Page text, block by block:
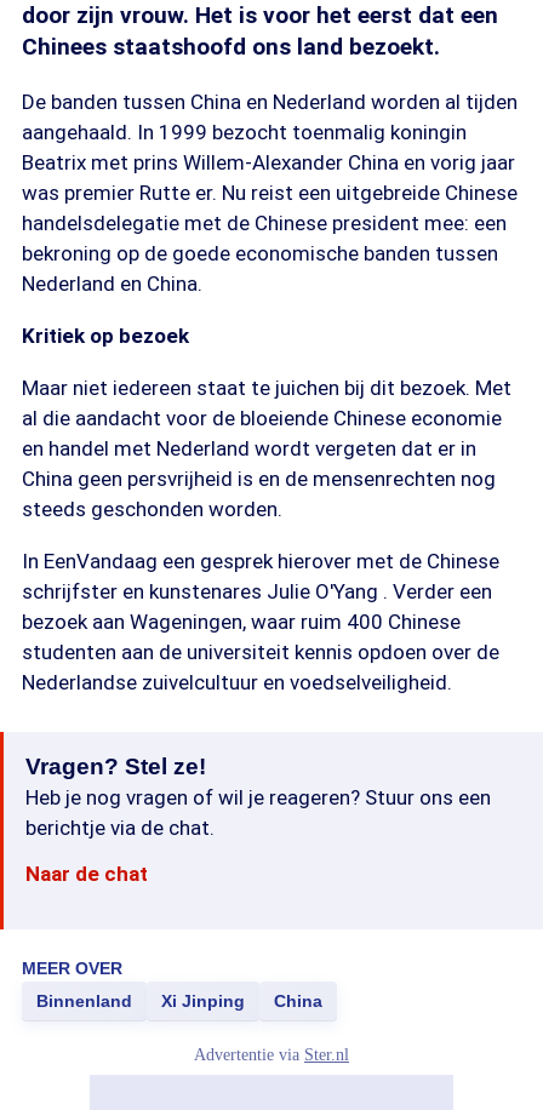
door zijn vrouw. Het is voor het eerst dat een
Chinees staatshoofd ons land bezoekt.
De banden tussen China en Nederland worden al tijden
aangehaald. In 1999 bezocht toenmalig koningin
Beatrix met prins Willem-Alexander China en vorig jaar
was premier Rutte er. Nu reist een uitgebreide Chinese
handelsdelegatie met de Chinese president mee: een
bekroning op de goede economische banden tussen
Nederland en China.
Kritiek op bezoek
Maar niet iedereen staat te juichen bij dit bezoek. Met
al die aandacht voor de bloeiende Chinese economie
en handel met Nederland wordt vergeten dat er in
China geen persvrijheid is en de mensenrechten nog
steeds geschonden worden.
In EenVandaag een gesprek hierover met de Chinese
schrijfster en kunstenares Julie O'Yang . Verder een
bezoek aan Wageningen, waar ruim 400 Chinese
studenten aan de universiteit kennis opdoen over de
Nederlandse zuivelcultuur en voedselveiligheid.
Vragen? Stel ze!
Heb je nog vragen of wil je reageren? Stuur ons een
berichtje via de chat.
Naar de chat
MEER OVER
Binnenland
Xi Jinping China
Advertentie via Ster.nl